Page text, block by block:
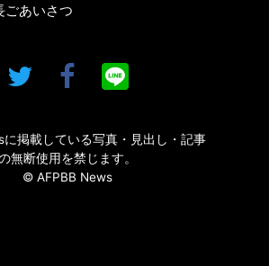
ごあいさつ
に掲載している写真・見出し・記事
無断使用を禁じます。
© AFPBB News